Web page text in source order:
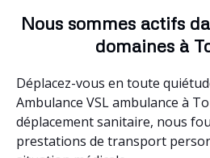
Nous sommes actifs
domaines à
Déplacez-vous en toute
Ambulance VSL ambulance à
déplacement sanitaire, nous
prestations de transport